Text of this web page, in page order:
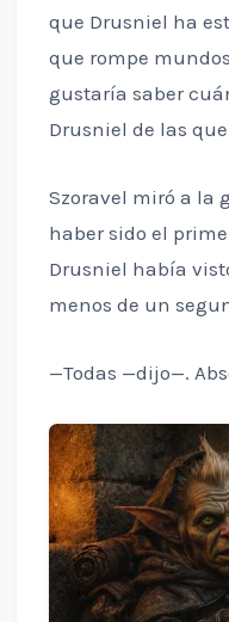
que Drusniel ha
que rompe
gustaría saber
Drusniel de las
Szoravel miró a la
haber sido el
Drusniel había
menos de un
—Todas —dijo—.